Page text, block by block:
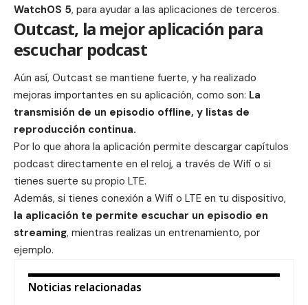
WatchOS 5, para ayudar a las aplicaciones de terceros.
Outcast, la mejor aplicación para
escuchar podcast
Aún así, Outcast se mantiene fuerte, y ha realizado
mejoras importantes en su aplicación, como son: La
transmisión de un episodio offline, y listas de
reproducción continua.
Por lo que ahora la aplicación permite descargar capítulos
podcast directamente en el reloj, a través de Wifi o si
tienes suerte su propio LTE.
Además, si tienes conexión a Wifi o LTE en tu dispositivo,
la aplicación te permite escuchar un episodio en
streaming, mientras realizas un entrenamiento, por
ejemplo.
Noticias relacionadas